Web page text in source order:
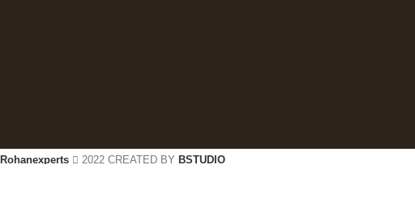
Rohanexperts 2022 CREATED BY BSTUDIO